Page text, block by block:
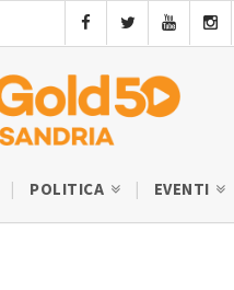
POLITICA EVENTI